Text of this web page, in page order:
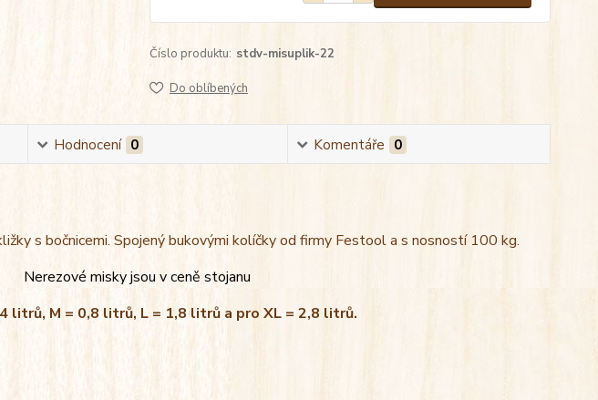
Číslo produktu: stdv-misuplik-22
Do oblíbených
Hodnocení 0 Komentáře 0
s bočnicemi. Spojený bukovými kolíčky od firmy Festool a s nosností 100 kg.
Nerezové misky jsou v ceně stojanu
litrů, M = 0,8 litrů, L = 1,8 litrů a pro XL = 2,8 litrů.